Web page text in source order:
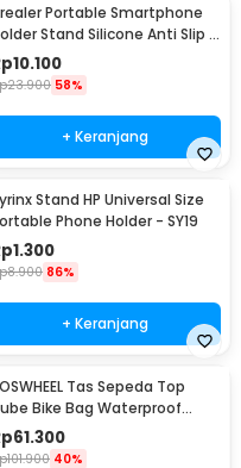
Portable Smartphone
Stand Silicone Anti Slip -
10.100
23.900 58%
+ Keranjang
Stand HP Universal Size
Phone Holder - SY19
1.300
8.900 86%
+ Keranjang
Tas Sepeda Top
Bike Bag Waterproof
HP 6 Inch - ROS12
61.300
101.900 40%